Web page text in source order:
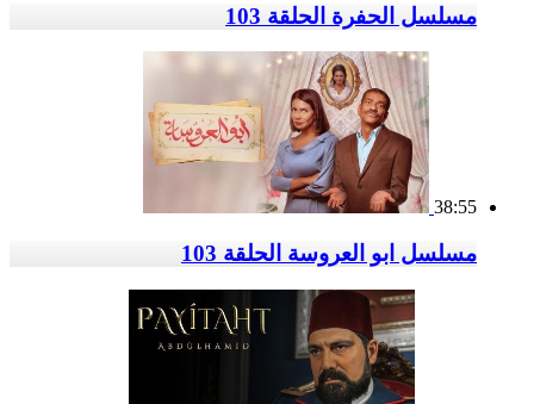
مسلسل الحفرة الحلقة 103
38:55
مسلسل ابو العروسة الحلقة 103